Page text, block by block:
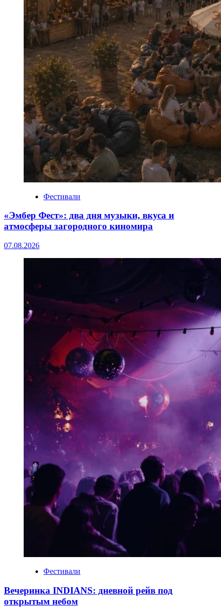
Фестивали
«Эмбер Фест»: два дня музыки, вкуса и
атмосферы загородного киномира
07.08.2026
Фестивали
Вечеринка INDIANS: дневной рейв под
открытым небом